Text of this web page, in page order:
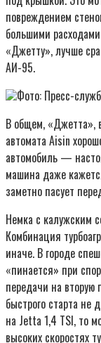
повреждением
большими
«Джетту», лучше
АИ-95.
Фото: Пресс-
В общем, «Джетта»,
автомата Aisin
автомобиль —
машина даже
заметно пасует
Немка с калужским
Комбинация
иначе. В городе
«пинается» при
передачи на вторую
быстрого старта не
на Jetta 1,4 TSI, то
высоких скоростях